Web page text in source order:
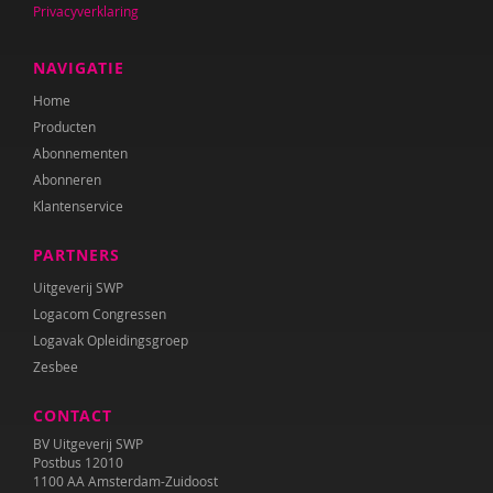
Ester van den Boog
Caroline Boudry
Shirine Bousaid
Miranda Bron
Helma Brouwers
Arie de Bruin
Ed Buitenhek
Wouter Bulckaert
Theo Cappon
Lieve Claeys
Privacyverklaring
NAVIGATIE
Home
Producten
Abonnementen
Abonneren
Klantenservice
PARTNERS
Uitgeverij SWP
Logacom Congressen
Logavak Opleidingsgroep
Zesbee
CONTACT
BV Uitgeverij SWP
Postbus 12010
1100 AA Amsterdam-Zuidoost